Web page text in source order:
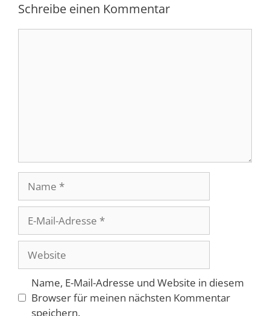
Schreibe einen Kommentar
Mail-
Adresse
Website
Name, E-Mail-Adresse und Website in diesem
Browser für meinen nächsten Kommentar
speichern.